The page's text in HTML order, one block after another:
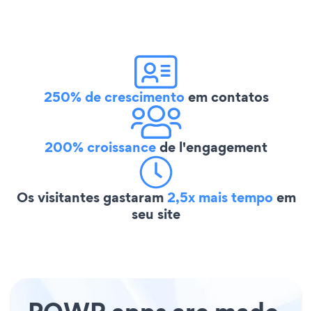
250% de crescimentoem contatos
200% croissancede l'engagement
Os visitantes gastaram2,5x mais tempoem
seu site